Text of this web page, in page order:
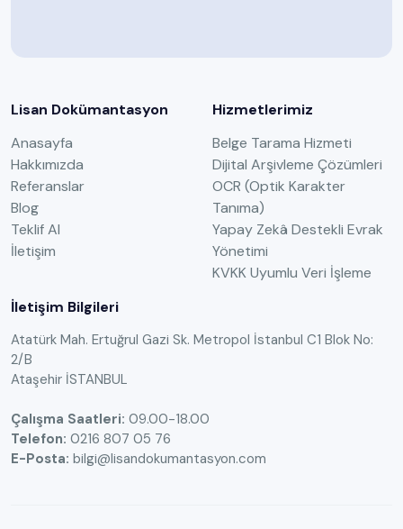
Lisan Dokümantasyon
Anasayfa
Hakkımızda
Referanslar
Blog
Teklif Al
İletişim
Hizmetlerimiz
Belge Tarama Hizmeti
Dijital Arşivleme Çözümleri
OCR (Optik Karakter
Tanıma)
Yapay Zekâ Destekli Evrak
Yönetimi
KVKK Uyumlu Veri İşleme
İletişim Bilgileri
Atatürk Mah. Ertuğrul Gazi Sk. Metropol İstanbul C1 Blok No:
2/B
Ataşehir İSTANBUL
Çalışma Saatleri: 09.00-18.00
Telefon: 0216 807 05 76
E-Posta: bilgi@lisandokumantasyon.com